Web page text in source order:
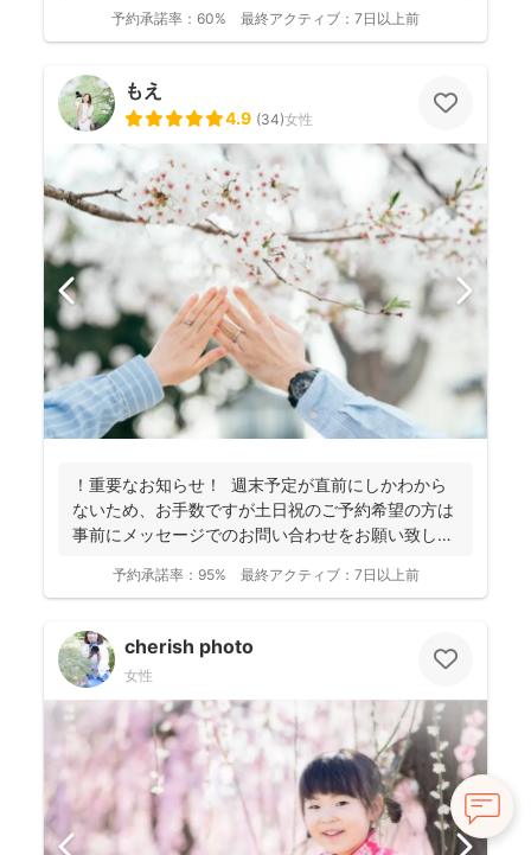
予約承諾率： 60% 最終アクティブ： 7日以上前
もえ
4.9 (34)女性
！重要なお知らせ！ 週末予定が直前にしかわから
ないため、お手数ですが土日祝のご予約希望の方は
事前にメッセージでのお問い合わせをお願い致しま
予約承諾率： 95% 最終アクティブ： 7日以上前
cherish photo
女性